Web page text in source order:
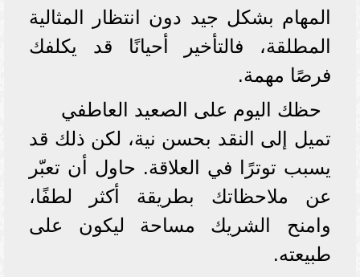
المهام بشكل جيد دون انتظار المثالية
المطلقة، فالتأخير أحيانًا قد يكلفك
فرصًا مهمة.
حظك اليوم على الصعيد العاطفي
تميل إلى النقد بحسن نية، لكن ذلك قد
يسبب توترًا في العلاقة. حاول أن تعبّر
عن ملاحظاتك بطريقة أكثر لطفًا،
وامنح الشريك مساحة ليكون على
طبيعته.